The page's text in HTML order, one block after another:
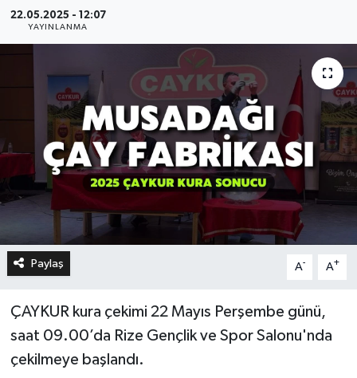
22.05.2025 - 12:07
YAYINLANMA
Paylaş A- A+
ÇAYKUR kura çekimi 22 Mayıs Perşembe günü,
saat 09.00’da Rize Gençlik ve Spor Salonu'nda
çekilmeye başlandı.